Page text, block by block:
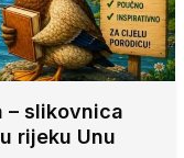
– slikovnica
rijeku Unu